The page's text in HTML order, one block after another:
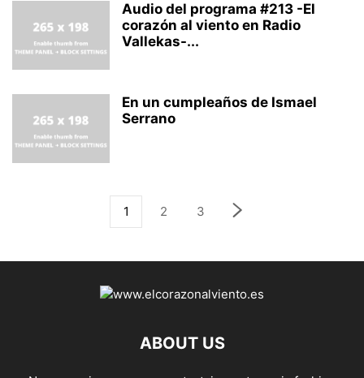
Audio del programa #213 -El
corazón al viento en Radio
Vallekas-...
En un cumpleaños de Ismael
Serrano
1 2 3
ABOUT US